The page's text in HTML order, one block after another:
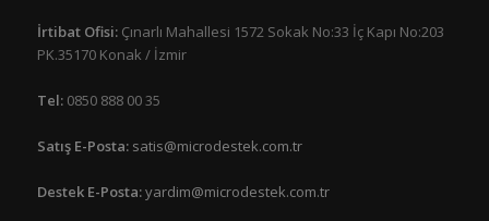
İrtibat Ofisi: Çınarlı Mahallesi 1572 Sokak No:33 İç Kapı No:203
PK.35170 Konak / İzmir
Tel:0850 888 00 35
Satış E-Posta: satis@microdestek.com.tr
Destek E-Posta:yardim@microdestek.com.tr